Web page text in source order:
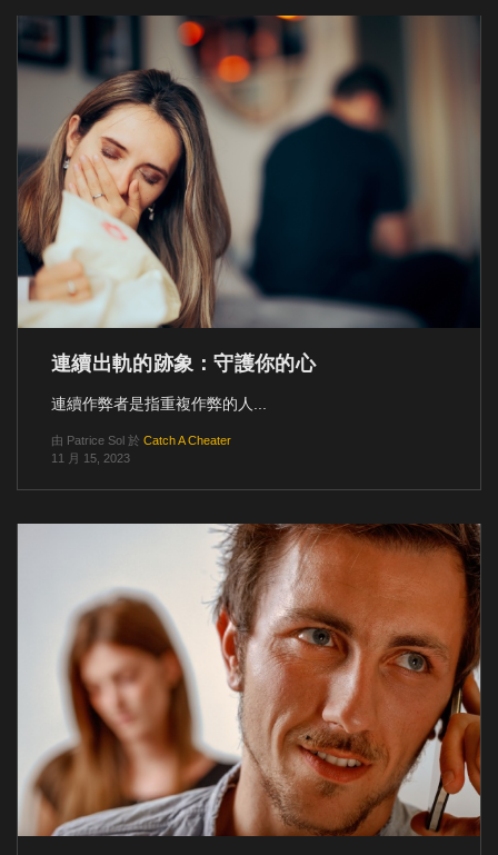
連續出軌的跡象：守護你的心
連續作弊者是指重複作弊的人...
由 Patrice Sol 於 Catch A Cheater
11 月 15, 2023